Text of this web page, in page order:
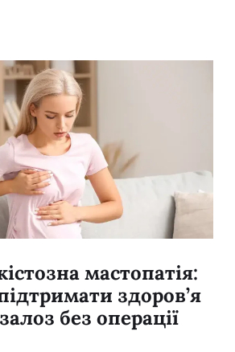
мастопатія:
здоров’я
без операції